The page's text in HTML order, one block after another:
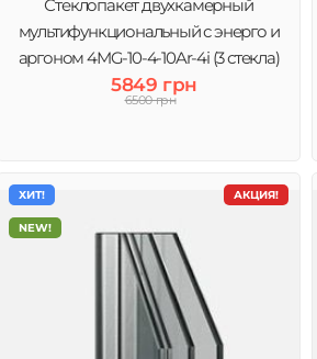
Стеклопакет двухкамерный
мультифункциональный с энерго и
аргоном 4MG-10-4-10Ar-4і (3 стекла)
Виконт
5849 грн
6500 грн
АКЦИЯ!
ХИТ!
NEW!